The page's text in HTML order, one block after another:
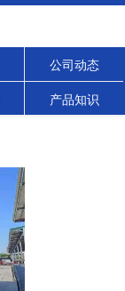
公司动态
产品知识